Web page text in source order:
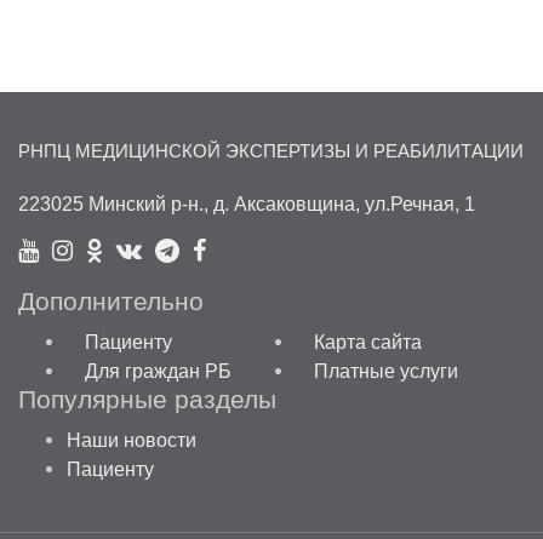
РНПЦ МЕДИЦИНСКОЙ ЭКСПЕРТИЗЫ И РЕАБИЛИТАЦИИ
223025 Минский р-н., д. Аксаковщина, ул.Речная, 1
Дополнительно
Пациенту
Карта сайта
Для граждан РБ
Платные услуги
Популярные разделы
Наши новости
Пациенту